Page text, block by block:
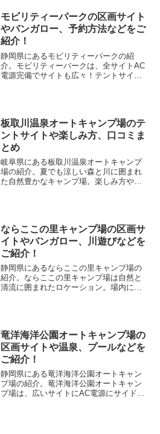
モビリティーパークの区画サイト
やバンガロー、予約方法などをご
紹介！
静岡県にあるモビリティーパークの紹
介。モビリティーパークは、全サイトAC
電源完備でサイトも広々！テントサイト
板取川温泉オートキャンプ場のテ
ントサイトや楽しみ方、口コミま
とめ
岐阜県にある板取川温泉オートキャンプ
場の紹介。夏でも涼しい森と川に囲まれ
た自然豊かなキャンプ場。楽しみ方や、
ならここの里キャンプ場の区画サ
イトやバンガロー、川遊びなどを
ご紹介！
静岡県にあるならここの里キャンプ場の
紹介。ならここの里キャンプ場は自然と
清流に囲まれたロケーション。場内には
竜洋海洋公園オートキャンプ場の
区画サイトや温泉、プールなどを
ご紹介！
静岡県にある竜洋海洋公園オートキャン
プ場の紹介。竜洋海洋公園オートキャン
プ場は、広いサイトにAC電源にサイドシ